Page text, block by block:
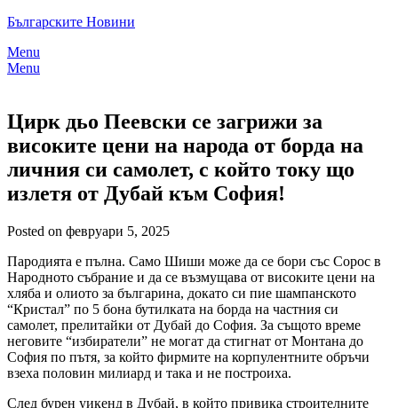
Skip
content
Българските Новини
Menu
Menu
Цирк дьо Пеевски се загрижи за
високите цени на народа от борда на
личния си самолет, с който току що
излетя от Дубай към София!
Posted on февруари 5, 2025
Пародията е пълна. Само Шиши може да се бори със Сорос в
Народното събрание и да се възмущава от високите цени на
хляба и олиото за българина, докато си пие шампанското
“Кристал” по 5 бона бутилката на борда на частния си
самолет, прелитайки от Дубай до София. За същото време
неговите “избиратели” не могат да стигнат от Монтана до
София по пътя, за който фирмите на корпулентните обръчи
взеха половин милиард и така и не построиха.
След бурен уикенд в Дубай, в който привика строителните